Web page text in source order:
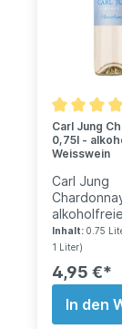
Carl Jung
0,75l -
Weisswein
Carl Jung
Weisswein
Jung
mit dem
frischen,
Inhalt: 0.75
1 Liter)
4,95 €*
In den